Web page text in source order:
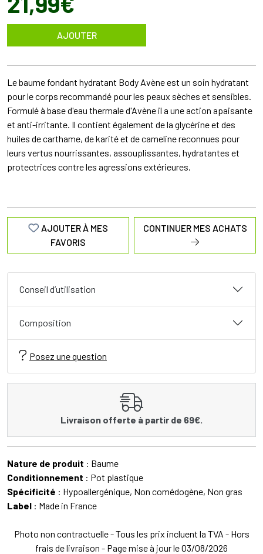
AJOUTER
Le baume fondant hydratant Body Avène est un soin hydratant
pour le corps recommandé pour les peaux sèches et sensibles.
Formulé à base d'eau thermale d'Avène il a une action apaisante
et anti-irritante. Il contient également de la glycérine et des
huiles de carthame, de karité et de cameline reconnues pour
leurs vertus nourrissantes, assouplissantes, hydratantes et
protectrices contre les agressions extérieures.
AJOUTER À MES
FAVORIS
CONTINUER MES ACHATS
Conseil d’utilisation
Composition
Posez une question
Livraison offerte à partir de 69€.
Nature de produit : Baume
Conditionnement : Pot plastique
Spécificité : Hypoallergénique, Non comédogène, Non gras
Label : Made in France
Photo non contractuelle - Tous les prix incluent la TVA - Hors
frais de livraison - Page mise à jour le 03/08/2026